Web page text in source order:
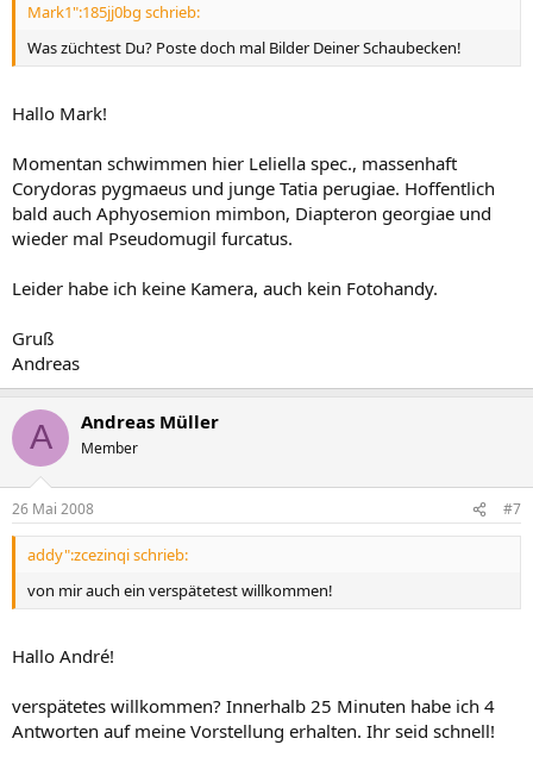
Mark1":185jj0bg schrieb:
Was züchtest Du? Poste doch mal Bilder Deiner Schaubecken!
Hallo Mark!
Momentan schwimmen hier Leliella spec., massenhaft
Corydoras pygmaeus und junge Tatia perugiae. Hoffentlich
bald auch Aphyosemion mimbon, Diapteron georgiae und
wieder mal Pseudomugil furcatus.
Leider habe ich keine Kamera, auch kein Fotohandy.
Gruß
Andreas
A Andreas Müller
Member
26 Mai 2008 #7
addy":zcezinqi schrieb:
von mir auch ein verspätetest willkommen!
Hallo André!
verspätetes willkommen? Innerhalb 25 Minuten habe ich 4
Antworten auf meine Vorstellung erhalten. Ihr seid schnell!